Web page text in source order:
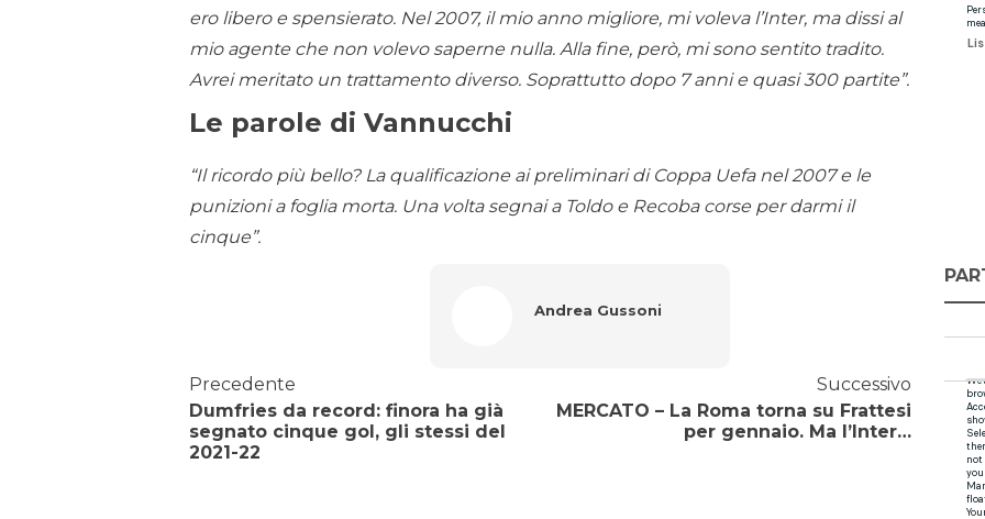
ero libero e spensierato. Nel 2007, il mio anno migliore, mi voleva l’Inter, ma dissi al
mio agente che non volevo saperne nulla. Alla fine, però, mi sono sentito tradito.
Avrei meritato un trattamento diverso. Soprattutto dopo 7 anni e quasi 300 partite”.
Le parole di Vannucchi
“Il ricordo più bello? La qualificazione ai preliminari di Coppa Uefa nel 2007 e le
punizioni a foglia morta. Una volta segnai a Toldo e Recoba corse per darmi il
cinque”.
Andrea Gussoni
Precedente
Dumfries da record: finora ha già
segnato cinque gol, gli stessi del
2021-22
Successivo
MERCATO – La Roma torna su Frattesi
per gennaio. Ma l’Inter…